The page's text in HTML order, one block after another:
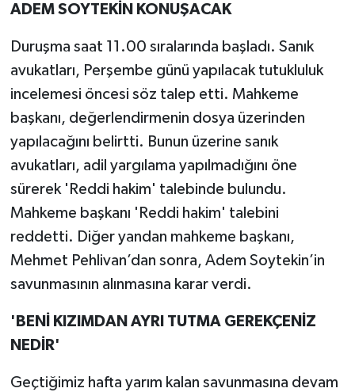
ADEM SOYTEKİN KONUŞACAK
Duruşma saat 11.00 sıralarında başladı. Sanık
avukatları, Perşembe günü yapılacak tutukluluk
incelemesi öncesi söz talep etti. Mahkeme
başkanı, değerlendirmenin dosya üzerinden
yapılacağını belirtti. Bunun üzerine sanık
avukatları, adil yargılama yapılmadığını öne
sürerek 'Reddi hakim' talebinde bulundu.
Mahkeme başkanı 'Reddi hakim' talebini
reddetti. Diğer yandan mahkeme başkanı,
Mehmet Pehlivan’dan sonra, Adem Soytekin’in
savunmasının alınmasına karar verdi.
'BENİ KIZIMDAN AYRI TUTMA GEREKÇENİZ
NEDİR'
Geçtiğimiz hafta yarım kalan savunmasına devam